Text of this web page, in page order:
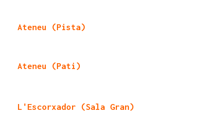
Ateneu (Pista)
Ateneu (Pati)
L'Escorxador (Sala Gran)